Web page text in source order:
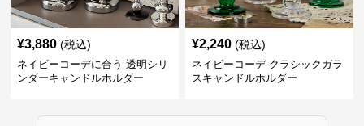
¥3,880 (税込)
ネイビーコーデに合う 透明シリ
ンダーキャンドルホルダー
¥2,240 (税込)
ネイビーコーデ クラシックガラ
スキャンドルホルダー